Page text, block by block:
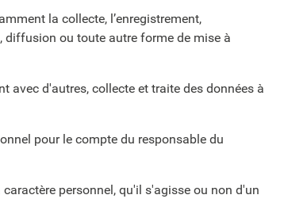
la collecte, l’enregistrement,
diffusion ou toute autre forme de mise à
avec d'autres, collecte et traite des données à
pour le compte du responsable du
personnel, qu'il s'agisse ou non d'un